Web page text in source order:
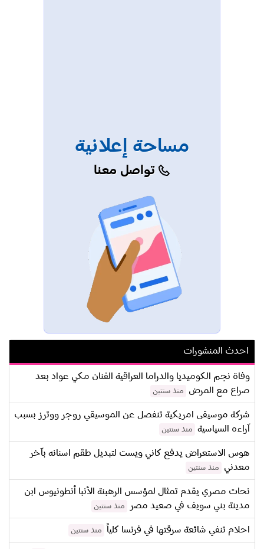
مساحة إعلانية
تواصل معنا
احدث المنشورات
وفاة نجم الكوميديا والدراما العراقية الفنان مكي عواد بعد
صراع مع المرض
منذ سنتين
شركة موسيقى امريكية تنفصل عن الموسيقي روجر ووترز بسبب
آراءه السياسية
منذ سنتين
هوس الاستعراض يدفع كاني ويست لتبديل طقم اسنانه بآخر
معدني
منذ سنتين
نحات مصري يقدم تمثال لمؤسس الرهبنة الأنبا أنطونيوس ابن
مدينة بني سويف في صعيد مصر
منذ سنتين
احلام تنفي شائعة سرقتها في فرنسا كلياً منذ سنتين